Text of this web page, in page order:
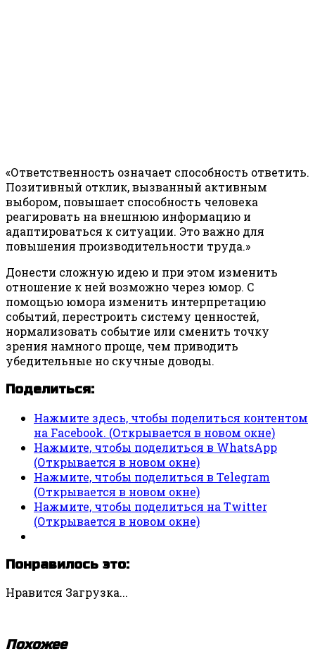
«Ответственность означает способность ответить.
Позитивный отклик, вызванный активным
выбором, повышает способность человека
реагировать на внешнюю информацию и
адаптироваться к ситуации. Это важно для
повышения производительности труда.»
Донести сложную идею и при этом изменить
отношение к ней возможно через юмор. С
помощью юмора изменить интерпретацию
событий, перестроить систему ценностей,
нормализовать событие или сменить точку
зрения намного проще, чем приводить
убедительные но скучные доводы.
Поделиться:
Нажмите здесь, чтобы поделиться контентом
на Facebook. (Открывается в новом окне)
Нажмите, чтобы поделиться в WhatsApp
(Открывается в новом окне)
Нажмите, чтобы поделиться в Telegram
(Открывается в новом окне)
Нажмите, чтобы поделиться на Twitter
(Открывается в новом окне)
Понравилось это:
Нравится Загрузка...
Похожее